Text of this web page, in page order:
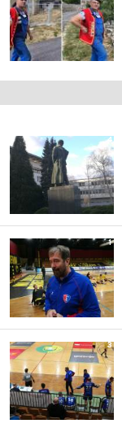
4
1
3